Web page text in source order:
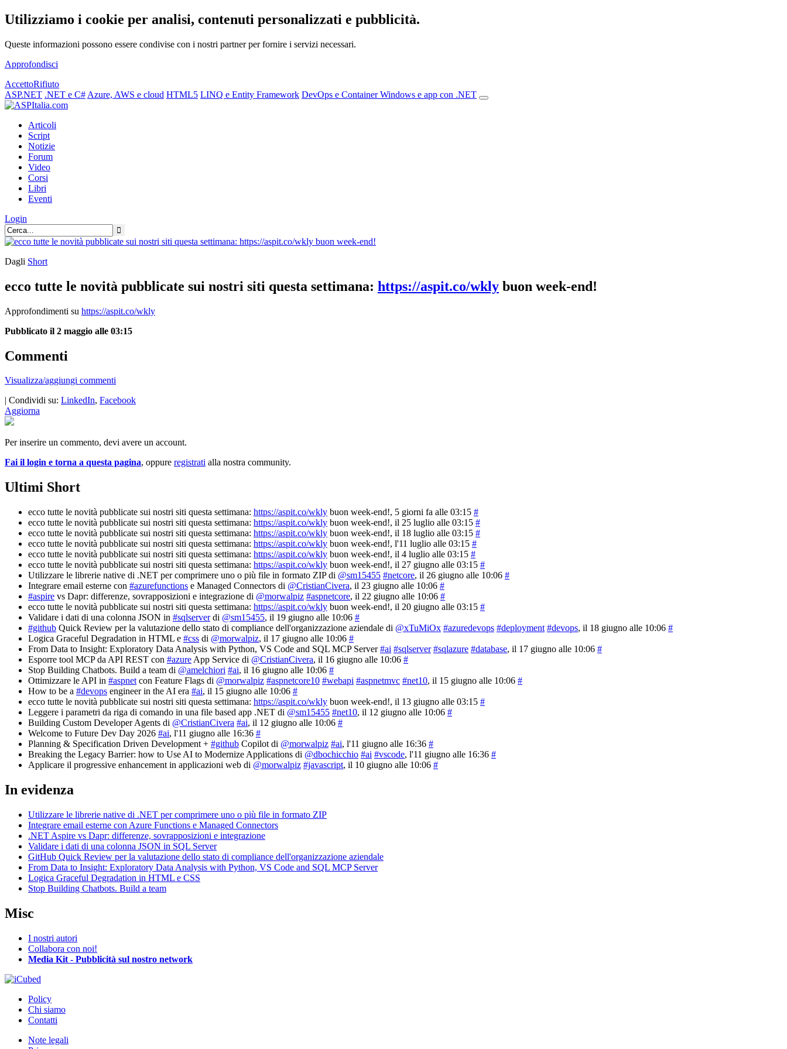
Utilizziamo i cookie per analisi, contenuti personalizzati e pubblicità.
Queste informazioni possono essere condivise con i nostri partner per fornire i servizi necessari.
Approfondisci
AccettoRifiuto
ASP.NET .NET e C# Azure, AWS e cloud HTML5 LINQ e Entity Framework DevOps e ContainerWindows e app con .NET
Articoli
Script
Notizie
Forum
Video
Corsi
Libri
Eventi
Login
Dagli Short
ecco tutte le novità pubblicate sui nostri siti questa settimana: https://aspit.co/wkly buon week-end!
Approfondimenti su https://aspit.co/wkly
Pubblicato il 2 maggio alle 03:15
Commenti
Visualizza/aggiungi commenti
| Condividi su: LinkedIn, Facebook
Aggiorna
Per inserire un commento, devi avere un account.
Fai il login e torna a questa pagina, oppure registrati alla nostra community.
Ultimi Short
ecco tutte le novità pubblicate sui nostri siti questa settimana: https://aspit.co/wkly buon week-end!, 5 giorni fa alle 03:15 #
ecco tutte le novità pubblicate sui nostri siti questa settimana: https://aspit.co/wkly buon week-end!, il 25 luglio alle 03:15 #
ecco tutte le novità pubblicate sui nostri siti questa settimana: https://aspit.co/wkly buon week-end!, il 18 luglio alle 03:15 #
ecco tutte le novità pubblicate sui nostri siti questa settimana: https://aspit.co/wkly buon week-end!, l'11 luglio alle 03:15 #
ecco tutte le novità pubblicate sui nostri siti questa settimana: https://aspit.co/wkly buon week-end!, il 4 luglio alle 03:15 #
ecco tutte le novità pubblicate sui nostri siti questa settimana: https://aspit.co/wkly buon week-end!, il 27 giugno alle 03:15 #
Utilizzare le librerie native di .NET per comprimere uno o più file in formato ZIP di @sm15455 #netcore, il 26 giugno alle 10:06 #
Integrare email esterne con #azurefunctions e Managed Connectors di @CristianCivera, il 23 giugno alle 10:06 #
#aspire vs Dapr: differenze, sovrapposizioni e integrazione di @morwalpiz #aspnetcore, il 22 giugno alle 10:06 #
ecco tutte le novità pubblicate sui nostri siti questa settimana: https://aspit.co/wkly buon week-end!, il 20 giugno alle 03:15 #
Validare i dati di una colonna JSON in #sqlserverdi @sm15455, il 19 giugno alle 10:06 #
#github Quick Review per la valutazione dello stato di compliance dell'organizzazione aziendale di @xTuMiOx #azuredevops #deployment #devops, il 18 giugno alle 10:06 #
Logica Graceful Degradation in HTML e #css di @morwalpiz, il 17 giugno alle 10:06 #
From Data to Insight: Exploratory Data Analysis with Python, VS Code and SQL MCP Server#ai #sqlserver #sqlazure #database, il 17 giugno alle 10:06 #
Esporre tool MCP da API REST con #azure App Service di @CristianCivera, il 16 giugno alle 10:06 #
Stop Building Chatbots. Build a team di @amelchiori #ai, il 16 giugno alle 10:06 #
Ottimizzare le API in #aspnet con Feature Flags di @morwalpiz #aspnetcore10 #webapi #aspnetmvc #net10, il 15 giugno alle 10:06 #
How to be a #devops engineer in the AI era #ai, il 15 giugno alle 10:06 #
ecco tutte le novità pubblicate sui nostri siti questa settimana: https://aspit.co/wkly buon week-end!, il 13 giugno alle 03:15 #
Leggere i parametri da riga di comando in una file based app .NET di @sm15455 #net10, il 12 giugno alle 10:06 #
Building Custom Developer Agents di @CristianCivera #ai, il 12 giugno alle 10:06 #
Welcome to Future Dev Day 2026 #ai, l'11 giugno alle 16:36 #
Planning & Specification Driven Development + #github Copilot di @morwalpiz #ai, l'11 giugno alle 16:36 #
Breaking the Legacy Barrier: how to Use AI to Modernize Applications di @dbochicchio #ai #vscode, l'11 giugno alle 16:36 #
Applicare il progressive enhancement in applicazioni web di @morwalpiz #javascript, il 10 giugno alle 10:06 #
In evidenza
Utilizzare le librerie native di .NET per comprimere uno o più file in formato ZIP
Integrare email esterne con Azure Functions e Managed Connectors
.NET Aspire vs Dapr: differenze, sovrapposizioni e integrazione
Validare i dati di una colonna JSON in SQL Server
GitHub Quick Review per la valutazione dello stato di compliance dell'organizzazione aziendale
From Data to Insight: Exploratory Data Analysis with Python, VS Code and SQL MCP Server
Logica Graceful Degradation in HTML e CSS
Stop Building Chatbots. Build a team
Misc
I nostri autori
Collabora con noi!
Media Kit - Pubblicità sul nostro network
Policy
Chi siamo
Contatti
Note legali